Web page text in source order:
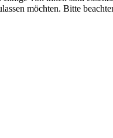
möchten. Bitte